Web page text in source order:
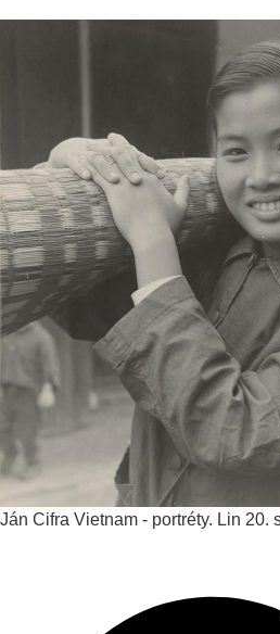
Ján Cifra Vietnam - portréty. Lin 20.